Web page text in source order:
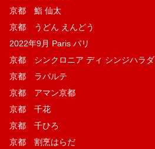
京都 鮨 仙太
京都 うどん えんどう
2022年9月 Paris パリ
京都 シンクロニア ディ シンジハラダ
京都 ラパルテ
京都 アマン京都
京都 千花
京都 千ひろ
京都 割烹はらだ